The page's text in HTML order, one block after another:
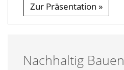
Zur Präsentation
Nachhaltig Bauen